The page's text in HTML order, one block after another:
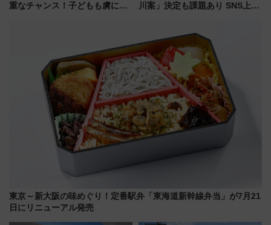
重なチャンス！子どもも虜にな
川案」決定も課題あり SNS上の
東京～新大阪の味めぐり！定番駅弁「東海道新幹線弁当」が7月21
日にリニューアル発売